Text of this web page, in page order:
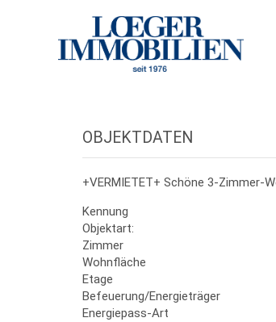
OBJEKTDATEN
+VERMIETET+ Schöne 3-Zimmer-
Kennung
Objektart:
Zimmer
Wohnfläche
Etage
Befeuerung/Energieträger
Energiepass-Art